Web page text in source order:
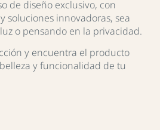
de diseño exclusivo, con
soluciones innovadoras, sea
o pensando en la privacidad.
y encuentra el producto
y funcionalidad de tu